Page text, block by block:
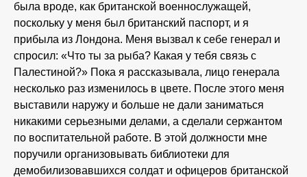
была вроде, как британской военнослужащей,
поскольку у меня был британский паспорт, и я
прибыла из Лондона. Меня вызвал к себе генерал и
спросил: «Что ты за рыба? Какая у тебя связь с
Палестиной?» Пока я рассказывала, лицо генерала
несколько раз изменилось в цвете. После этого меня
выставили наружу и больше не дали заниматься
никакими серьезными делами, а сделали сержантом
по воспитательной работе. В этой должности мне
поручили организовывать библиотеки для
демобилизовавшихся солдат и офицеров британской